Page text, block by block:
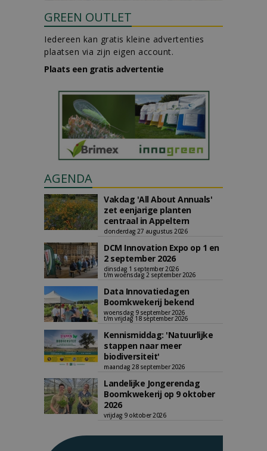
GREEN OUTLET
Iedereen kan gratis kleine advertenties
plaatsen via zijn eigen account.
Plaats een gratis advertentie
AGENDA
Vakdag 'All About Annuals'
zet eenjarige planten
centraal in Appeltern
donderdag 27 augustus 2026
DCM Innovation Expo op 1 en
2 september 2026
dinsdag 1 september 2026
t/m woensdag 2 september 2026
Data Innovatiedagen
Boomkwekerij bekend
woensdag 9 september 2026
t/m vrijdag 18 september 2026
Kennismiddag: 'Natuurlijke
stappen naar meer
biodiversiteit'
maandag 28 september 2026
Landelijke Jongerendag
Boomkwekerij op 9 oktober
2026
vrijdag 9 oktober 2026